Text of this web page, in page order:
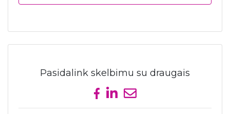
Pasidalink skelbimu su draugais
Share on Facebook
Share on LinkedIn
Send email